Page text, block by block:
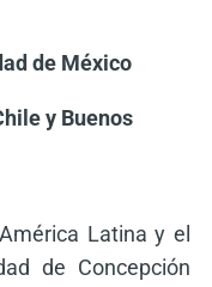
de México
y Buenos
Latina y el
de Concepción